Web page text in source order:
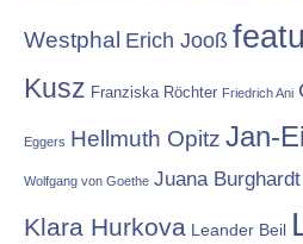
Westphal Erich Jooß
Kusz Franziska Röchter Friedrich Ani
Eggers Hellmuth Opitz Jan-
Wolfgang von Goethe Juana Burghardt
Klara Hurkova Leander Beil